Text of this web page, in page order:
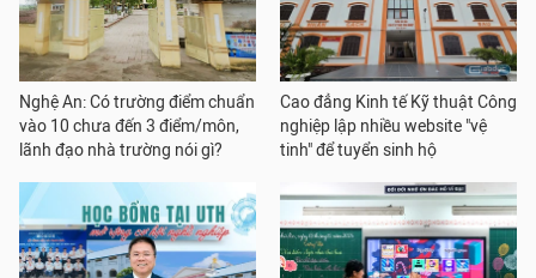
Nghệ An: Có trường điểm chuẩn
vào 10 chưa đến 3 điểm/môn,
lãnh đạo nhà trường nói gì?
Cao đẳng Kinh tế Kỹ thuật Công
nghiệp lập nhiều website "vệ
tinh" để tuyển sinh hộ